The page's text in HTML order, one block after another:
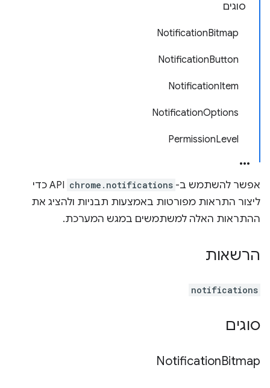
סוגים
NotificationBitmap
NotificationButton
NotificationItem
NotificationOptions
PermissionLevel
אפשר להשתמש ב- chrome.notifications
API כדי
ליצור התראות מפורטות באמצעות תבניות ולהציג את
ההתראות האלה למשתמשים במגש המערכת.
הרשאות
notifications
סוגים
NotificationBitmap